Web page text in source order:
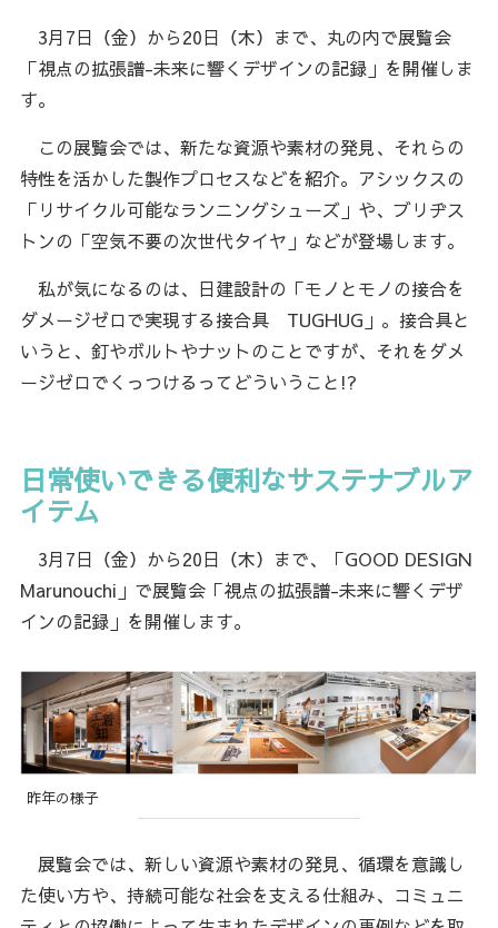
3月7日（金）から20日（木）まで、丸の内で展覧会
「視点の拡張譜-未来に響くデザインの記録」を開催しま
す。
この展覧会では、新たな資源や素材の発見、それらの
特性を活かした製作プロセスなどを紹介。アシックスの
「リサイクル可能なランニングシューズ」や、ブリヂス
トンの「空気不要の次世代タイヤ」などが登場します。
私が気になるのは、日建設計の「モノとモノの接合を
ダメージゼロで実現する接合具 TUGHUG」。接合具と
いうと、釘やボルトやナットのことですが、それをダメ
ージゼロでくっつけるってどういうこと!?
日常使いできる便利なサステナブルア
イテム
3月7日（金）から20日（木）まで、「GOOD DESIGN
Marunouchi」で展覧会「視点の拡張譜-未来に響くデザ
インの記録」を開催します。
昨年の様子
展覧会では、新しい資源や素材の発見、循環を意識し
た使い方や、持続可能な社会を支える仕組み、コミュニ